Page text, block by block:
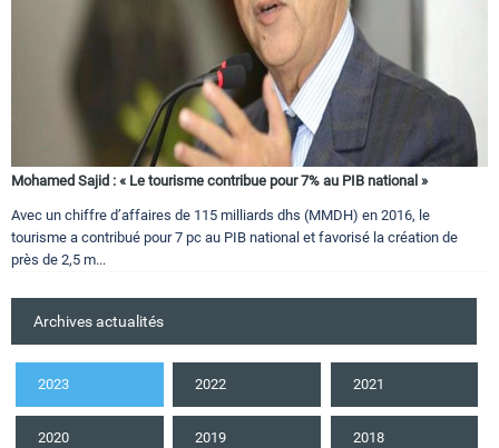
Mohamed Sajid : « Le tourisme contribue pour 7% au PIB national »
Avec un chiffre d’affaires de 115 milliards dhs (MMDH) en 2016, le
tourisme a contribué pour 7 pc au PIB national et favorisé la création de
près de 2,5 m...
Archives actualités
2023 2022 2021
2020 2019 2018